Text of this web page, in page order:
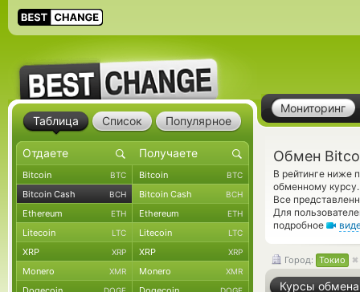
Мониторинг
Обмен
В рейтинге ниже
обменному
Все
Для
подробное
Город: Токио
Курсы обмена
Таблица Список Популярное
Bitcoin BTC Bitcoin BTC
Bitcoin Cash BCH Bitcoin Cash BCH
Ethereum ETH Ethereum ETH
Litecoin LTC Litecoin LTC
XRP XRP XRP XRP
Monero XMR Monero XMR